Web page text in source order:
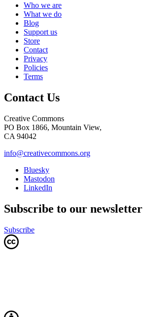
Who we are
What we do
Blog
Support us
Store
Contact
Privacy
Policies
Terms
Contact Us
Creative Commons
PO Box 1866, Mountain View,
CA 94042
info@creativecommons.org
Bluesky
Mastodon
LinkedIn
Subscribe to our newsletter
Subscribe